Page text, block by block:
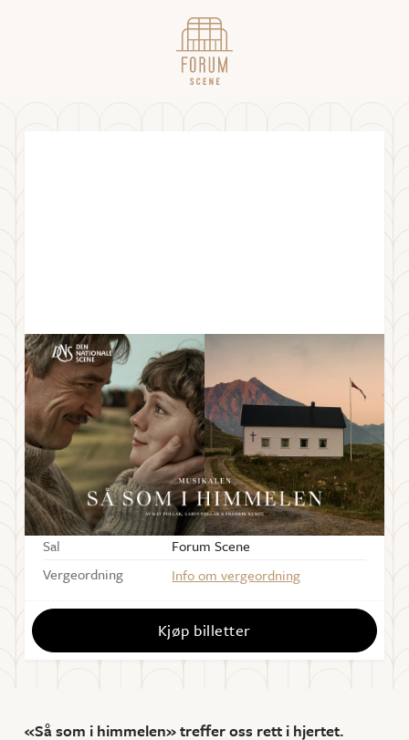
SÅ SOM I HIMMELEN // 18.10
LØRDAG 18. OKTOBER 2025
Starter
17:00
Dørene åpner
16:00
Varighet
ca. 3 timer med pause
Sal
Forum Scene
Vergeordning
Info om vergeordning
Kjøp billetter
«Så som i himmelen» treffer oss rett i hjertet.